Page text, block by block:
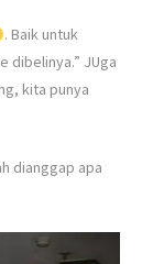
. Baik untuk
dibelinya.” JUga
kita punya
dianggap apa